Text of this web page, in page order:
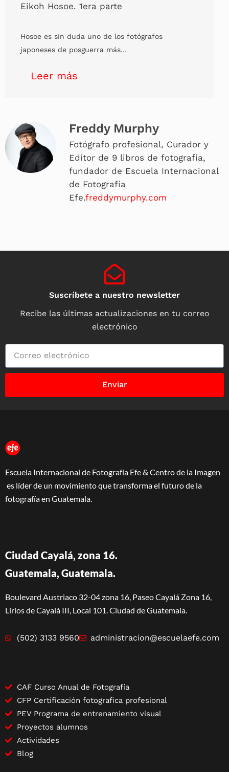
Eikoh Hosoe. 1era parte
Hosoe es sin duda uno de los fotógrafos
japoneses de posguerra más…
Leer más
Freddy Murphy
Fotógrafo profesional, Curador y
Editor de 9 libros de fotografía,
fundador de Escuela Internacional
de Fotografía
Efe.freddymurphy.com
Suscríbete a nuestro newsletter
Recibe las últimas actualizaciones en tu correo
electrónico
Enviar
Escuela Internacional de Fotografía Efe & Centro de la Imagen
es líder de un movimiento que transforma el futuro de la
fotografía en Guatemala.
Ciudad Cayalá, zona 16.
Guatemala, Guatemala.
Boulevard Austriaco 32-04 zona 16, Paseo Cayalá Zona 16,
Lirios de Cayalá III, Local 101. Ciudad de Guatemala.
(502) 3133 9560 administracion@escuelaefe.com
CAF Curso Anual de Fotografía
CFP Certificación fotografica profesional
PEV Programa de entrenamiento visual
Proyectos alumnos
Actividades
Blog